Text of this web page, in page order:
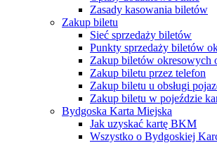
Zasady kasowania biletów
Zakup biletu
Sieć sprzedaży biletów
Punkty sprzedaży biletów
Zakup biletów okresowych
Zakup biletu przez telefon
Zakup biletu u obsługi
Zakup biletu w pojeździe
Bydgoska Karta Miejska
Jak uzyskać kartę BKM
Wszystko o Bydgoskiej